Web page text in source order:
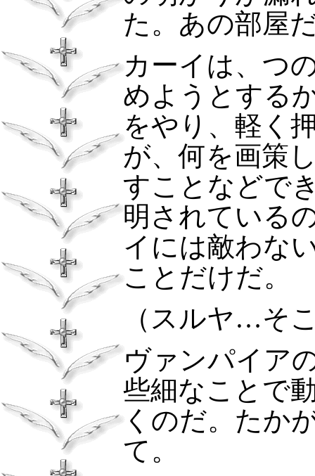
た。あの部屋
カーイは、つ
めようとする
をやり、軽く
が、何を画策
すことなどで
明されている
イには敵わな
ことだけだ。
（スルヤ…そ
ヴァンパイア
些細なことで
くのだ。たか
て。